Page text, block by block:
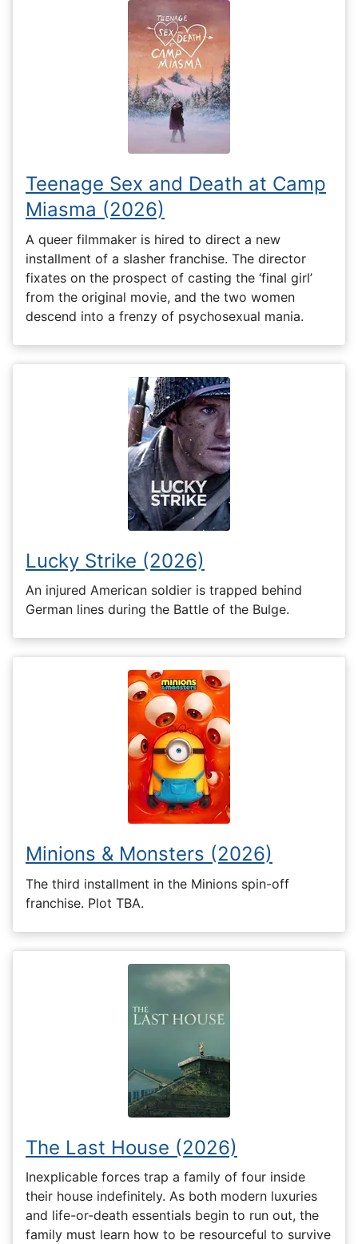
Teenage Sex and Death at Camp
Miasma (2026)
A queer filmmaker is hired to direct a new
installment of a slasher franchise. The director
fixates on the prospect of casting the ‘final girl’
from the original movie, and the two women
descend into a frenzy of psychosexual mania.
Lucky Strike (2026)
An injured American soldier is trapped behind
German lines during the Battle of the Bulge.
Minions & Monsters (2026)
The third installment in the Minions spin-off
franchise. Plot TBA.
The Last House (2026)
Inexplicable forces trap a family of four inside
their house indefinitely. As both modern luxuries
and life-or-death essentials begin to run out, the
family must learn how to be resourceful to survive